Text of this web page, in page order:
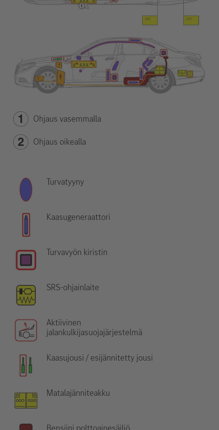
Ohjaus vasemmalla
Ohjaus oikealla
Turvatyyny
Kaasugeneraattori
Turvavyön kiristin
SRS-ohjainlaite
Aktiivinen
jalankulkijasuojajärjestelmä
Kaasujousi / esijännitetty jousi
Matalajänniteakku